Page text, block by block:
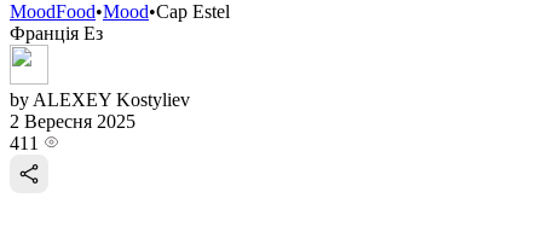
MoodFood•Mood•Cap Estel
Франція Ез
by ALEXEY Kostyliev
2 Вересня 2025
411